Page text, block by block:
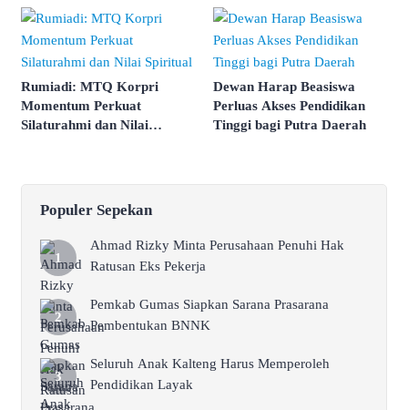
Rumiadi: MTQ Korpri
Momentum Perkuat
Silaturahmi dan Nilai
Dewan Harap Beasiswa
Perluas Akses Pendidikan
Tinggi bagi Putra Daerah
Populer Sepekan
Ahmad Rizky Minta Perusahaan Penuhi Hak
Ratusan Eks Pekerja
Pemkab Gumas Siapkan Sarana Prasarana
Pembentukan BNNK
Seluruh Anak Kalteng Harus Memperoleh
Pendidikan Layak